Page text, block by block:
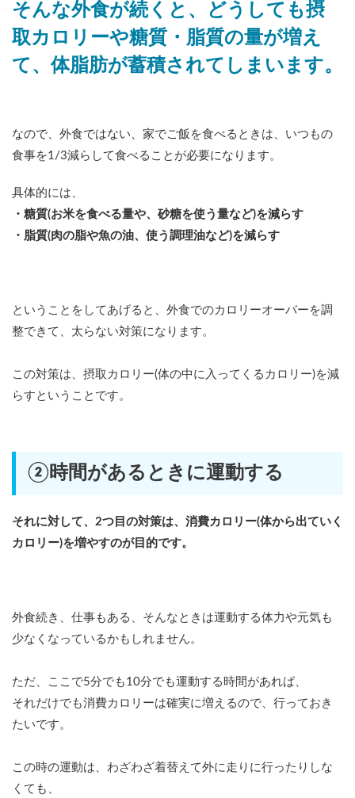
そんな外食が続くと、どうしても摂
取カロリーや糖質・脂質の量が増え
て、体脂肪が蓄積されてしまいます。
なので、外食ではない、家でご飯を食べるときは、いつもの
食事を1/3減らして食べることが必要になります。
具体的には、
・糖質(お米を食べる量や、砂糖を使う量など)を減らす
・脂質(肉の脂や魚の油、使う調理油など)を減らす
ということをしてあげると、外食でのカロリーオーバーを調
整できて、太らない対策になります。
この対策は、摂取カロリー(体の中に入ってくるカロリー)を減
らすということです。
②時間があるときに運動する
それに対して、2つ目の対策は、消費カロリー(体から出ていく
カロリー)を増やすのが目的です。
外食続き、仕事もある、そんなときは運動する体力や元気も
少なくなっているかもしれません。
ただ、ここで5分でも10分でも運動する時間があれば、
それだけでも消費カロリーは確実に増えるので、行っておき
たいです。
この時の運動は、わざわざ着替えて外に走りに行ったりしな
くても、